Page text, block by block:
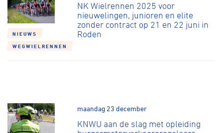
NIEUWS
WEGWIELRENNEN
NK Wielrennen 2025 voor
nieuwelingen, junioren en elite
zonder contract op 21 en 22 juni in
Roden
maandag 23 december
KNWU aan de slag met opleiding